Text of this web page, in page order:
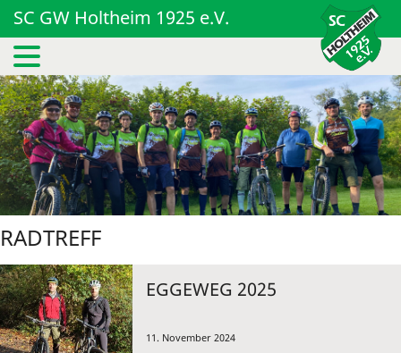
SC GW Holtheim 1925 e.V.
RADTREFF
EGGEWEG 2025
11. November 2024